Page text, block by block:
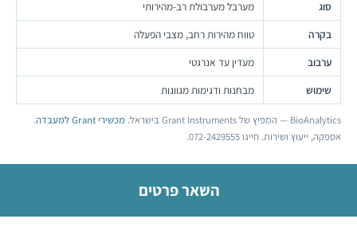
סוג
מערבל מערבולת רב-מהירותי
בקרה
טווח מהירות רחב, מצבי הפעלה
ערבוב
מעדין עד אנרגטי
שימוש
מבחנות ודגימות מגוונות
BioAnalytics — המפיץ של Grant Instruments בישראל. מכשירי Grant למעבדה
.
אספקה, ייעוץ ושירות. חייגו 072-2429555.
השאר פרטים